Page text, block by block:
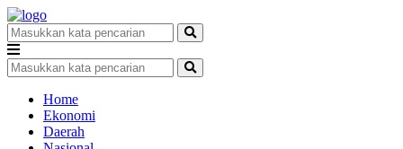
Home
Ekonomi
Daerah